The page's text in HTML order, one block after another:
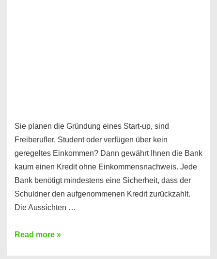
Sie planen die Gründung eines Start-up, sind
Freiberufler, Student oder verfügen über kein
geregeltes Einkommen? Dann gewährt Ihnen die Bank
kaum einen Kredit ohne Einkommensnachweis. Jede
Bank benötigt mindestens eine Sicherheit, dass der
Schuldner den aufgenommenen Kredit zurückzahlt.
Die Aussichten …
Mit
Read more »